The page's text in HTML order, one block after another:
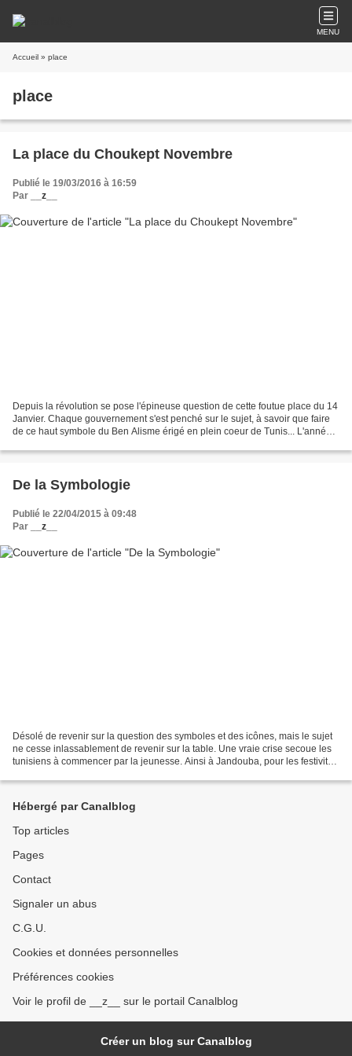
MENU
Accueil » place
place
La place du Choukept Novembre
Publié le 19/03/2016 à 16:59
Par
__z__
Depuis la révolution se pose l'épineuse question de cette foutue place du 14
Janvier. Chaque gouvernement s'est penché sur le sujet, à savoir que faire
de ce haut symbole du Ben Alisme érigé en plein coeur de Tunis... L'année
De la Symbologie
Publié le 22/04/2015 à 09:48
Par
__z__
Désolé de revenir sur la question des symboles et des icônes, mais le sujet
ne cesse inlassablement de revenir sur la table. Une vraie crise secoue les
tunisiens à commencer par la jeunesse. Ainsi à Jandouba, pour les festivités
Hébergé par Canalblog
Top articles
Pages
Contact
Signaler un abus
C.G.U.
Cookies et données personnelles
Préférences cookies
Voir le profil de __z__ sur le portail Canalblog
Créer un blog sur Canalblog